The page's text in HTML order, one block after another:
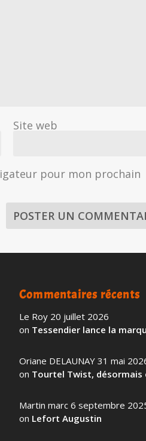
Site web
pour mon prochain
Commentaires récents
Le Roy 20 juillet 2026
on Tessendier lance la
Oriane DELAUNAY 31 mai
on Tourtel Twist, désormais
Martin marc 6 septembre
on Lefort Augustin